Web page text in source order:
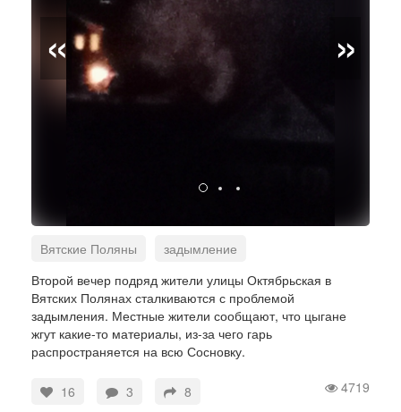
« »
Вятские Поляны
задымление
улица Октябрьская
Сосновка
Второй вечер подряд жители улицы Октябрьская в
Вятских Полянах сталкиваются с проблемой
задымления. Местные жители сообщают, что цыгане
жгут какие-то материалы, из-за чего гарь
распространяется на всю Сосновку.
4719
16 3 8